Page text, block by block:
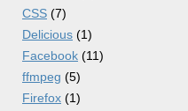
CSS (7)
Delicious (1)
Facebook (11)
ffmpeg (5)
Firefox (1)